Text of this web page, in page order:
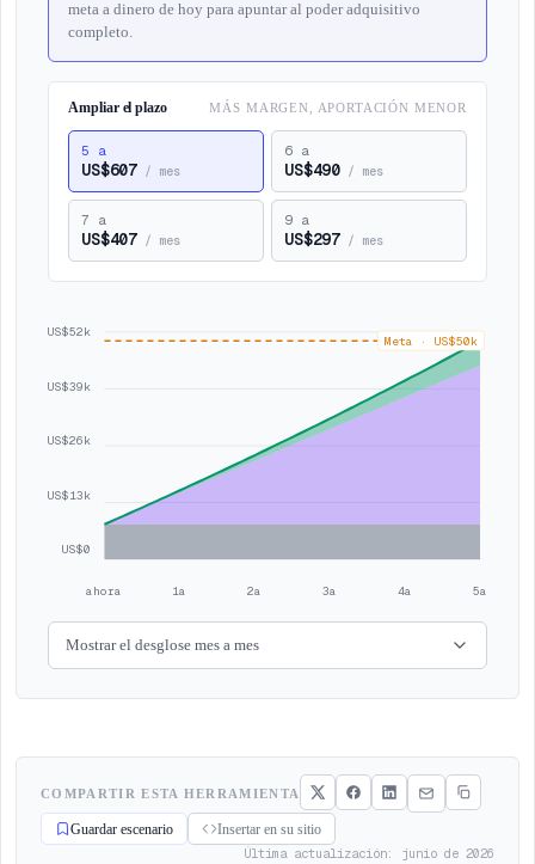
meta a dinero de hoy para apuntar al poder adquisitivo
completo.
Ampliar el plazo MÁS MARGEN, APORTACIÓN MENOR
5 a
US$607 / mes
6 a
US$490 / mes
7 a
US$407 / mes
9 a
US$297 / mes
US$52k
US$39k
US$26k
US$13k
US$0
Meta · US$50k
ahora 1a 2a 3a 4a 5a
Mostrar el desglose mes a mes
COMPARTIR ESTA HERRAMIENTA
Guardar escenario Insertar en su sitio
Última actualización: junio de 2026